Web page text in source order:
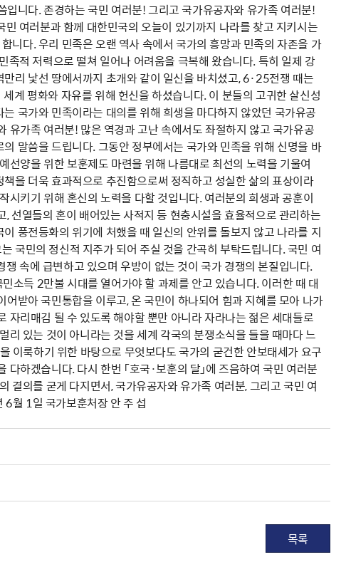
니다. 존경하는 국민 여러분! 그리고 국가유공자와 유가족 여러분!
여러분과 함께 대한민국의 오늘이 있기까지 나라를 찾고 지키시는
니다. 우리 민족은 오랜 역사 속에서 국가의 흥망과 민족의 자존을 가
적 저력으로 떨쳐 일어나 어려움을 극복해 왔습니다. 특히 일제 강
리 낯선 땅에서까지 초개와 같이 일신을 바치셨고, 6·25전쟁 때는
계 평화와 자유를 위해 헌신을 하셨습니다. 이 분들의 고귀한 살신성
국가와 민족이라는 대의를 위해 희생을 마다하지 않았던 국가유공
가족 여러분! 많은 역경과 고난 속에서도 좌절하지 않고 국가유공
말씀을 드립니다. 그동안 정부에서는 국가와 민족을 위해 신명을 바
양을 위한 보훈제도 마련을 위해 나름대로 최선의 노력을 기울여
을 더욱 효과적으로 추진함으로써 정직하고 성실한 삶의 표상이라
키기 위해 혼신의 노력을 다할 것입니다. 여러분의 희생과 공훈이
선열들의 혼이 배어있는 사적지 등 현충시설을 효율적으로 관리하는
풍전등화의 위기에 처했을 때 일신의 안위를 돌보지 않고 나라를 지
국민의 정신적 지주가 되어 주실 것을 간곡히 부탁드립니다. 국민 여
속에 급변하고 있으며 우방이 없는 것이 국가 경쟁의 본질입니다.
소득 2만불 시대를 열어가야 할 과제를 안고 있습니다. 이러한 때 대
받아 국민통합을 이루고, 온 국민이 하나되어 힘과 지혜를 모아 나가
리매김 될 수 있도록 해야할 뿐만 아니라 자라나는 젊은 세대들로
있는 것이 아니라는 것을 세계 각국의 분쟁소식을 들을 때마다 느
이룩하기 위한 바탕으로 무엇보다도 국가의 굳건한 안보태세가 요구
하겠습니다. 다시 한번 「호국·보훈의 달」에 즈음하여 국민 여러분
결의를 굳게 다지면서, 국가유공자와 유가족 여러분, 그리고 국민 여
월 1일 국가보훈처장 안 주 섭
목록